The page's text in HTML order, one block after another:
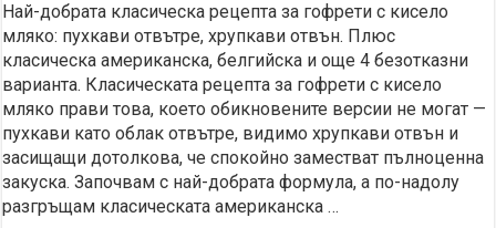
Най-добрата класическа рецепта за гофрети с кисело
мляко: пухкави отвътре, хрупкави отвън. Плюс
класическа американска, белгийска и още 4 безотказни
варианта. Класическата рецепта за гофрети с кисело
мляко прави това, което обикновените версии не могат —
пухкави като облак отвътре, видимо хрупкави отвън и
засищащи дотолкова, че спокойно заместват пълноценна
закуска. Започвам с най-добрата формула, а по-надолу
разгръщам класическата американска …